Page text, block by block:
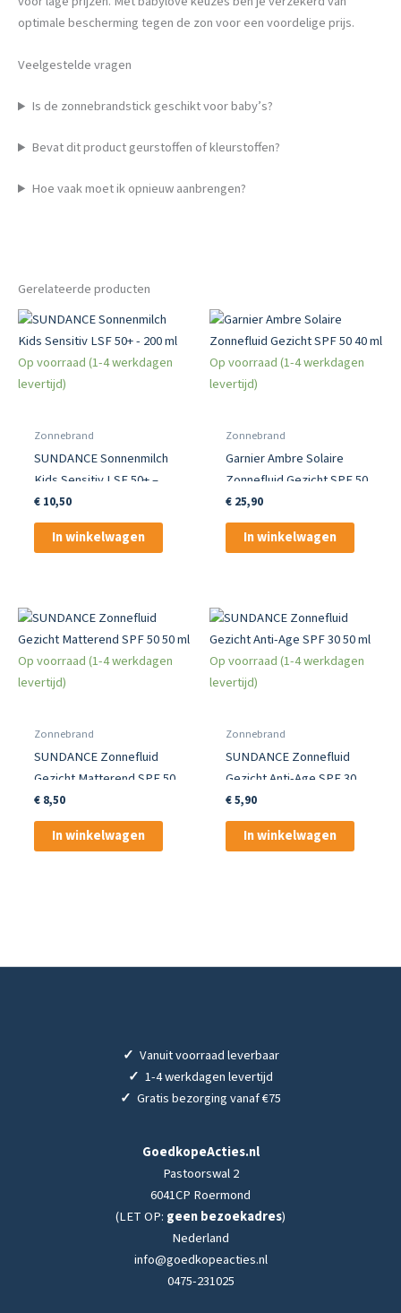
optimale bescherming tegen de zon voor een voordelige prijs.
Veelgestelde vragen
Is de zonnebrandstick geschikt voor baby’s?
Bevat dit product geurstoffen of kleurstoffen?
Hoe vaak moet ik opnieuw aanbrengen?
Gerelateerde producten
Op voorraad (1-4 werkdagen
levertijd)
Zonnebrand
SUNDANCE Sonnenmilch
Kids Sensitiv LSF 50+ –
200 ml
€10,50
In winkelwagen
Op voorraad (1-4 werkdagen
levertijd)
Zonnebrand
Garnier Ambre Solaire
Zonnefluid Gezicht SPF 50
40 ml
€25,90
In winkelwagen
Op voorraad (1-4 werkdagen
levertijd)
Zonnebrand
SUNDANCE Zonnefluid
Gezicht Matterend SPF 50
50 ml
€8,50
In winkelwagen
Op voorraad (1-4 werkdagen
levertijd)
Zonnebrand
SUNDANCE Zonnefluid
Gezicht Anti-Age SPF 30
50 ml
€5,90
In winkelwagen
✓ Vanuit voorraad leverbaar
✓ 1-4 werkdagen levertijd
✓ Gratis bezorging vanaf €75
GoedkopeActies.nl
Pastoorswal 2
6041CP Roermond
(LET OP: geen bezoekadres)
Nederland
info@goedkopeacties.nl
0475-231025